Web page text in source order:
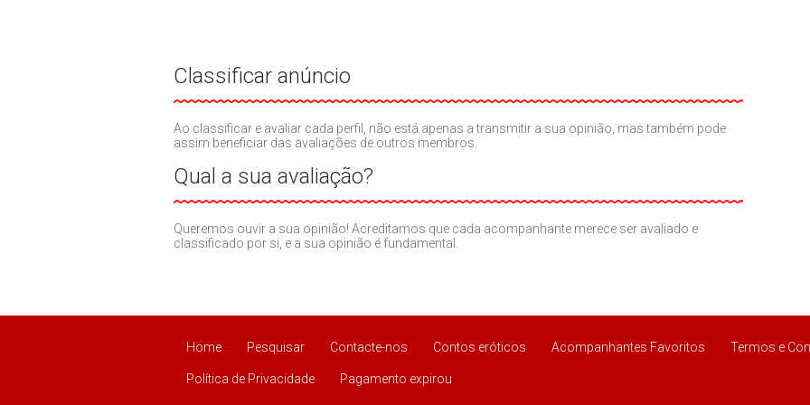
Classificar anúncio
Ao classificar e avaliar cada perfil, não está apenas a transmitir a sua opinião, mas também pode
assim beneficiar das avaliações de outros membros.
Qual a sua avaliação?
Queremos ouvir a sua opinião! Acreditamos que cada acompanhante merece ser avaliado e
classificado por si, e a sua opinião é fundamental.
Home Pesquisar Contacte-nos Contos eróticos Acompanhantes Favoritos Termos e
Política de Privacidade Pagamento expirou